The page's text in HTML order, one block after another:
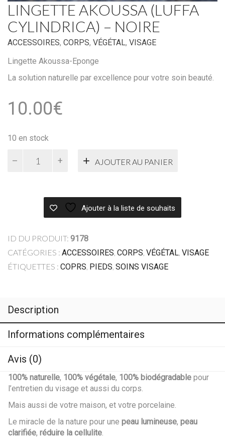
LINGETTE AKOUSSA (LUFFA
CYLINDRICA) – NOIRE
ACCESSOIRES, CORPS, VÉGÉTAL, VISAGE
Lingette Akoussa-Eponge
La solution naturelle par excellence pour votre soin beauté.
10.00€
10 en stock
AJOUTER AU PANIER
Ajouter à la liste de souhaits
ID DU PRODUIT: 9178
CATÉGORIES : ACCESSOIRES, CORPS, VÉGÉTAL, VISAGE
ÉTIQUETTES : COPRS, PIEDS, SOINS VISAGE
Description
Informations complémentaires
Avis (0)
100% naturelle, 100% végétale, 100% biodégradable pour
l’entretien du visage et aussi du corps.
Mais aussi de votre maison, et votre porcelaine.
Le miracle de la nature pour une peau lumineuse, peau
clarifiée, réduire la cellulite.